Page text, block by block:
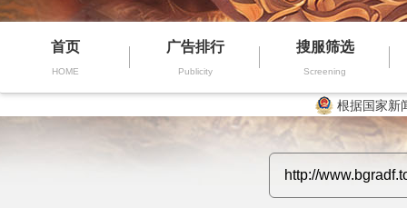
首页
HOME
广告排行
Publicity
搜服筛选
Screening
根据国家新